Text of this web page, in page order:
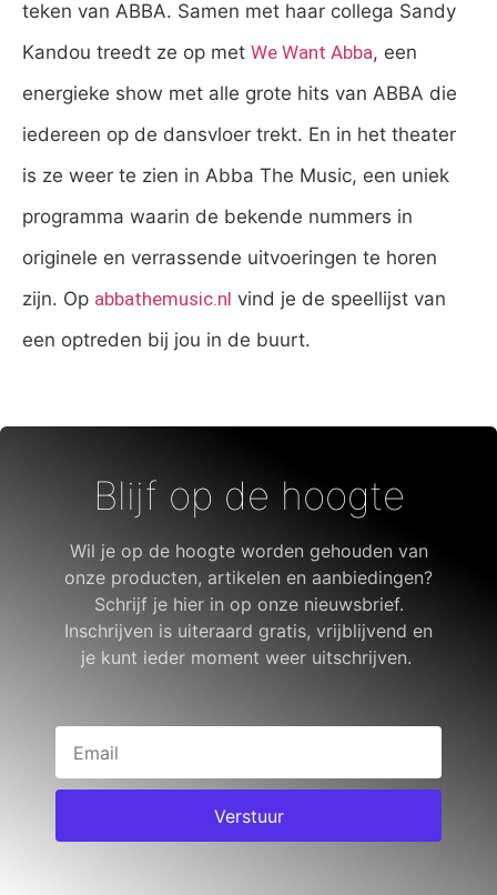
teken van ABBA. Samen met haar collega Sandy
Kandou treedt ze op met We Want Abba, een
energieke show met alle grote hits van ABBA die
iedereen op de dansvloer trekt. En in het theater
is ze weer te zien in Abba The Music, een uniek
programma waarin de bekende nummers in
originele en verrassende uitvoeringen te horen
zijn. Op abbathemusic.nl vind je de speellijst van
een optreden bij jou in de buurt.
Blijf op de hoogte
Wil je op de hoogte worden gehouden van
onze producten, artikelen en aanbiedingen?
Schrijf je hier in op onze nieuwsbrief.
Inschrijven is uiteraard gratis, vrijblijvend en
je kunt ieder moment weer uitschrijven.
Verstuur